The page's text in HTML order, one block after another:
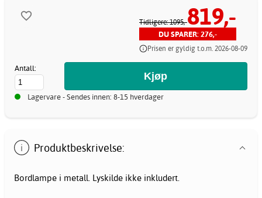
Tidligere: 1095,-819,-
DU SPARER: 276,-
Prisen er gyldig t.o.m. 2026-08-09
Antall:
Lagervare - Sendes innen: 8-15 hverdager
Produktbeskrivelse:
Bordlampe i metall. Lyskilde ikke inkludert.